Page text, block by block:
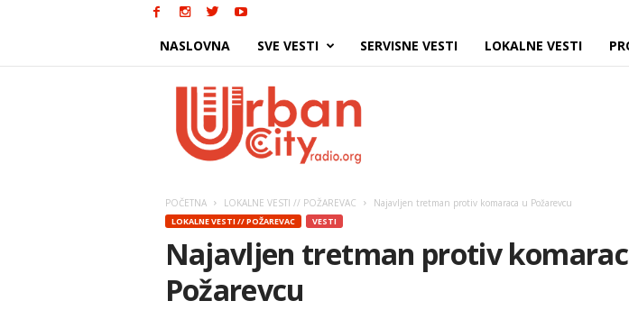
NASLOVNA SVE VESTI SERVISNE VESTI LOKALNE VESTI
POČETNA LOKALNE VESTI // POŽAREVAC Najavljen tretman protiv komaraca u Požarevcu
LOKALNE VESTI // POŽAREVAC VESTI
Najavljen tretman protiv
Požarevcu